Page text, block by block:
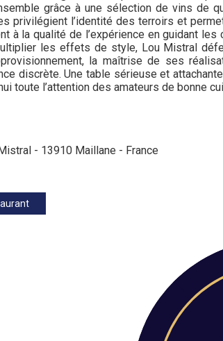
grâce à une sélection de vins de
privilégient l’identité des terroirs et
à la qualité de l’expérience en guidant
les effets de style, Lou Mistral
la maîtrise de ses
discrète. Une table sérieuse et
toute l’attention des amateurs de bonne
- 13910 Maillane - France